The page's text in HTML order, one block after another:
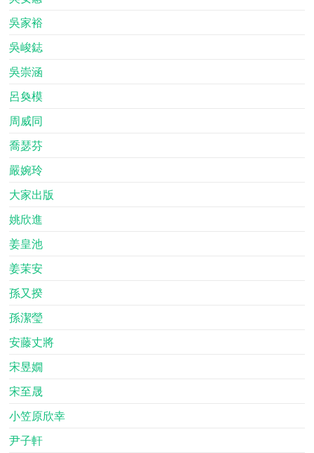
吳家裕
吳峻鋕
吳崇涵
呂奐模
周威同
喬瑟芬
嚴婉玲
大家出版
姚欣進
姜皇池
姜茉安
孫又揆
孫潔瑩
安藤丈將
宋昱嫺
宋至晟
小笠原欣幸
尹子軒